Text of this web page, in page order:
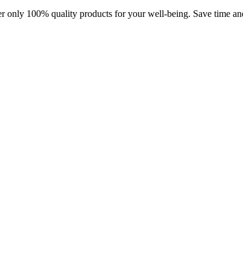
only 100% quality products for your well-being. Save time